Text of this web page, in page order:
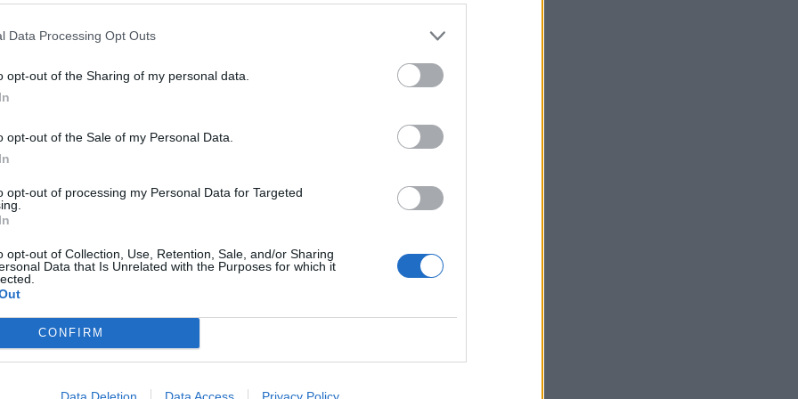
Data Processing Opt Outs
opt-out of the Sharing of my personal data.
opt-out of the Sale of my Personal Data.
opt-out of processing my Personal Data for Targeted
opt-out of Collection, Use, Retention, Sale, and/or Sharing
Data that Is Unrelated with the Purposes for which it
CONFIRM
Data Deletion Data Access Privacy Policy
έλεγε ότι θα γίνω τραγουδιστής όταν
, είπε ακόμα.
και μαζί στο Ποσειδώνιο. Θαυμάζω τον Νίνο
να τραγουδάω», είπε για τους καλλιτέχνες
το τραγούδι.